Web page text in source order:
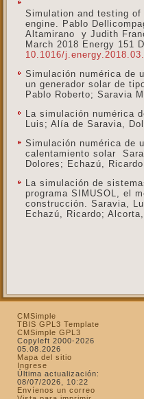
Simulation and testing
engine. Pablo
Altamirano yJudith
March 2018 Energy 151
10.1016/
Simulación numérica de
un generador solar de
Pablo Roberto; Saravia
La simulación numérica
Luis; Alía de Saravia,
Simulación numérica de
calentamiento solar
Dolores; Echazú,
La simulación de
programa SIMUSOL, el
construcción. Saravia,
Echazú, Ricardo;
CMSimple
TBIS GPL3 Template
CMSimple GPL3
Copyleft 2000-2026
05.08.2026
Mapa del sitio
Ingrese
Última actualización:
08/07/2026, 10:22
Envíenos un correo